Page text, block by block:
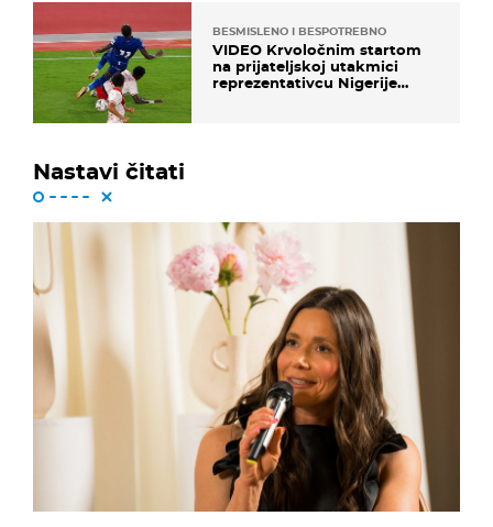
BESMISLENO I BESPOTREBNO
VIDEO Krvoločnim startom
na prijateljskoj utakmici
reprezentativcu Nigerije
Nastavi čitati